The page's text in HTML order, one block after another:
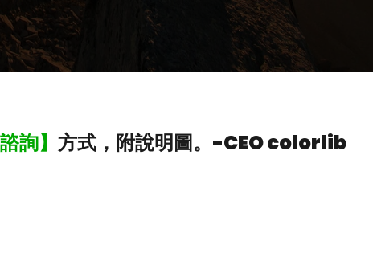
詢】 方式，附說明圖。 -CEO colorlib